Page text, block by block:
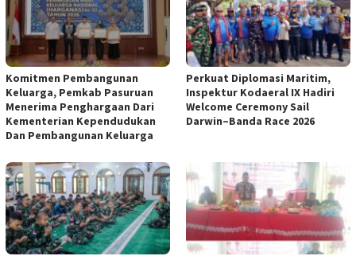
Komitmen Pembangunan
Keluarga, Pemkab Pasuruan
Menerima Penghargaan Dari
Kementerian Kependudukan
Dan Pembangunan Keluarga
Perkuat Diplomasi Maritim,
Inspektur Kodaeral IX Hadiri
Welcome Ceremony Sail
Darwin–Banda Race 2026